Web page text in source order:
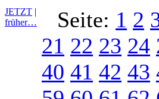
JETZT |
früher…
Seite: 1 2
21 22 23 24
40 41 42 43